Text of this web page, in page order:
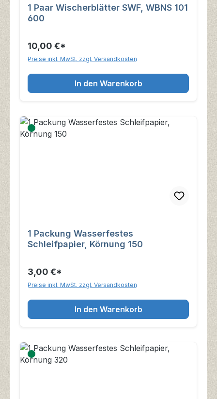
1 Paar Wischerblätter SWF, WBNS 101
600
10,00 €*
Preise inkl. MwSt. zzgl. Versandkosten
In den Warenkorb
1 Packung Wasserfestes
Schleifpapier, Körnung 150
3,00 €*
Preise inkl. MwSt. zzgl. Versandkosten
In den Warenkorb